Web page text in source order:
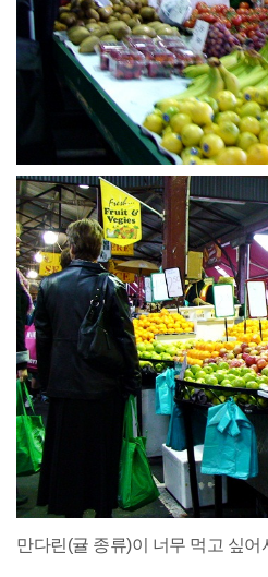
만다린(귤 종류)이 너무 먹고 싶어